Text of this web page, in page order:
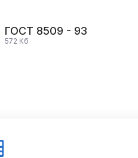
ГОСТ 8509 - 93
572 Кб